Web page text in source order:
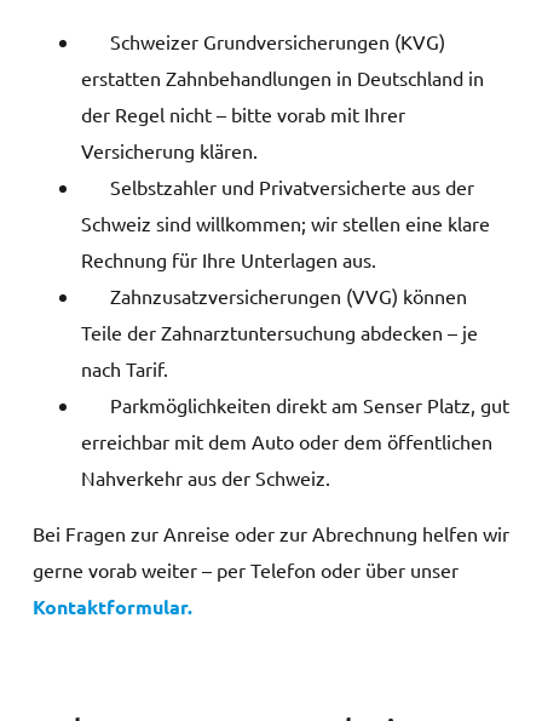
Schweizer Grundversicherungen (KVG)
erstatten Zahnbehandlungen in Deutschland in
der Regel nicht – bitte vorab mit Ihrer
Versicherung klären.
Selbstzahler und Privatversicherte aus der
Schweiz sind willkommen; wir stellen eine klare
Rechnung für Ihre Unterlagen aus.
Zahnzusatzversicherungen (VVG) können
Teile der Zahnarztuntersuchung abdecken – je
nach Tarif.
Parkmöglichkeiten direkt am Senser Platz, gut
erreichbar mit dem Auto oder dem öffentlichen
Nahverkehr aus der Schweiz.
Bei Fragen zur Anreise oder zur Abrechnung helfen wir
gerne vorab weiter – per Telefon oder über unser
Kontaktformular.